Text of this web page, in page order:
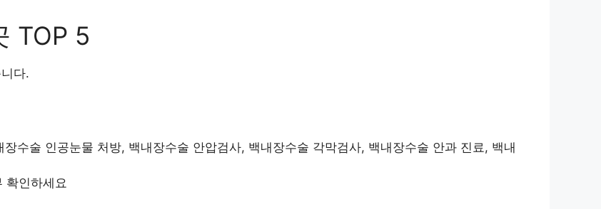
TOP 5
다.
수술 인공눈물 처방, 백내장수술 안압검사, 백내장수술 각막검사, 백내장수술 안과 진료, 백내
확인하세요